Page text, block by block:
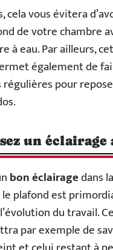
cela vous évitera
de votre chambre
à eau. Par ailleurs,
également de
régulières pour
un éclairage
bon éclairagedans
plafond est
du travail.
par exemple de